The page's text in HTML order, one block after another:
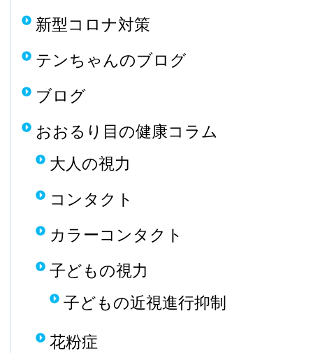
新型コロナ対策
テンちゃんのブログ
ブログ
おおるり目の健康コラム
大人の視力
コンタクト
カラーコンタクト
子どもの視力
子どもの近視進行抑制
花粉症